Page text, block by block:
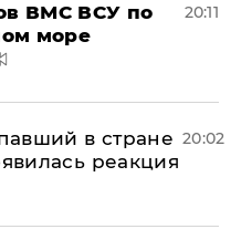
ВМС ВСУ по
море
20:11
в стране
реакция
20:02